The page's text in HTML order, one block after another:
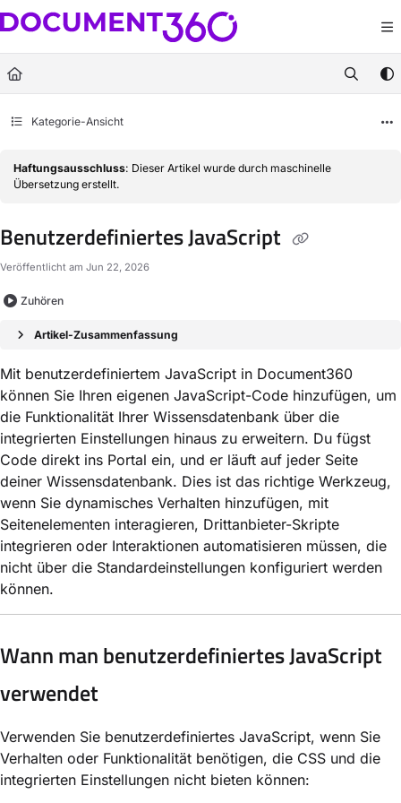
Documentation Index
Fetch the complete documentation index at:https://docs.document360.com/
Use this file to discover all available pages before exploring further.
Kategorie-Ansicht
Haftungsausschluss: Dieser Artikel wurde durch maschinelle
Übersetzung erstellt.
Benutzerdefiniertes JavaScript
Veröffentlicht am Jun 22, 2026
Zuhören
Artikel-Zusammenfassung
Mit benutzerdefiniertem JavaScript in Document360
können Sie Ihren eigenen JavaScript-Code hinzufügen, um
die Funktionalität Ihrer Wissensdatenbank über die
integrierten Einstellungen hinaus zu erweitern. Du fügst
Code direkt ins Portal ein, und er läuft auf jeder Seite
deiner Wissensdatenbank. Dies ist das richtige Werkzeug,
wenn Sie dynamisches Verhalten hinzufügen, mit
Seitenelementen interagieren, Drittanbieter-Skripte
integrieren oder Interaktionen automatisieren müssen, die
nicht über die Standardeinstellungen konfiguriert werden
können.
Wann man benutzerdefiniertes JavaScript
verwendet
Verwenden Sie benutzerdefiniertes JavaScript, wenn Sie
Verhalten oder Funktionalität benötigen, die CSS und die
integrierten Einstellungen nicht bieten können: